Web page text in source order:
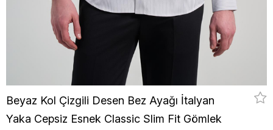
Beyaz Kol Çizgili Desen Bez Ayağı İtalyan
Yaka Cepsiz Esnek Classic Slim Fit Gömlek